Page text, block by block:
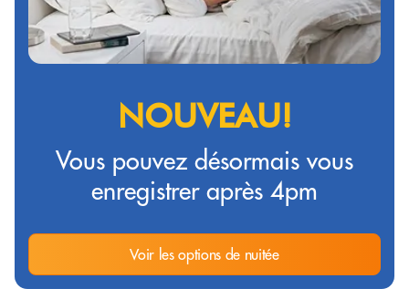
NOUVEAU!
Vous pouvez désormais vous
enregistrer après 4pm
Voir les options de nuitée